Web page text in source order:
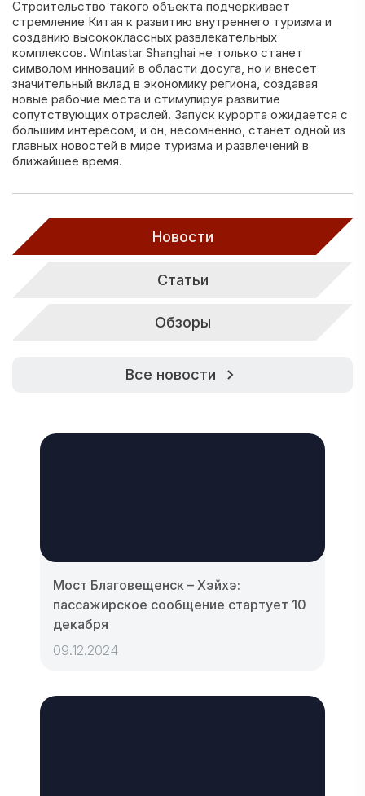
Строительство такого объекта подчеркивает
стремление Китая к развитию внутреннего туризма и
созданию высококлассных развлекательных
комплексов. Wintastar Shanghai не только станет
символом инноваций в области досуга, но и внесет
значительный вклад в экономику региона, создавая
новые рабочие места и стимулируя развитие
сопутствующих отраслей. Запуск курорта ожидается с
большим интересом, и он, несомненно, станет одной из
главных новостей в мире туризма и развлечений в
ближайшее время.
Новости
Статьи
Обзоры
Все новости
Мост Благовещенск – Хэйхэ:
пассажирское сообщение стартует 10
декабря
09.12.2024